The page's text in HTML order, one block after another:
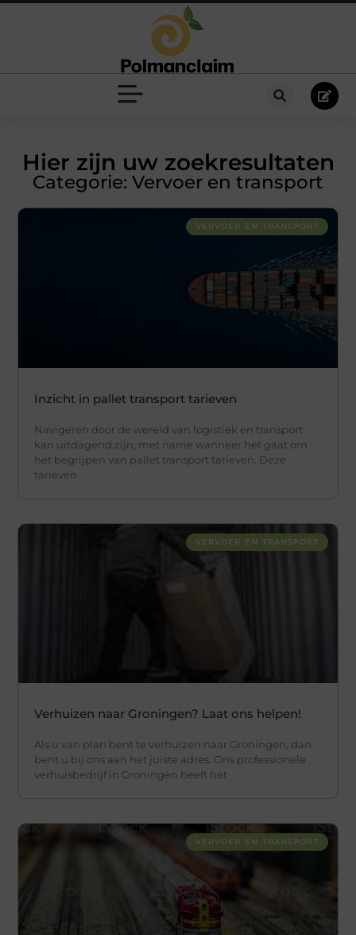
Hier zijn uw zoekresultaten
Categorie: Vervoer en transport
VERVOER EN TRANSPORT
Inzicht in pallet transport tarieven
Navigeren door de wereld van logistiek en transport
kan uitdagend zijn, met name wanneer het gaat om
het begrijpen van pallet transport tarieven. Deze
tarieven
VERVOER EN TRANSPORT
Verhuizen naar Groningen? Laat ons helpen!
Als u van plan bent te verhuizen naar Groningen, dan
bent u bij ons aan het juiste adres. Ons professionele
verhuisbedrijf in Groningen heeft het
VERVOER EN TRANSPORT